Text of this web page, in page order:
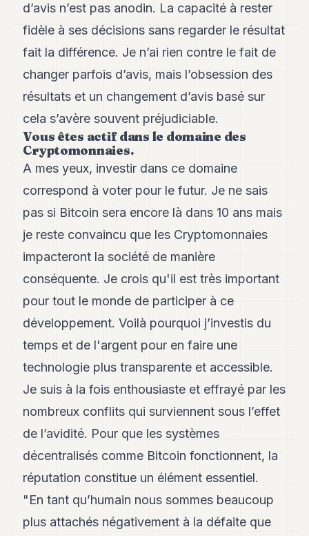
d’avis n’est pas anodin. La capacité à rester
fidèle à ses décisions sans regarder le résultat
fait la différence. Je n’ai rien contre le fait de
changer parfois d’avis, mais l’obsession des
résultats et un changement d’avis basé sur
cela s’avère souvent préjudiciable.
Vous êtes actif dans le domaine des
Cryptomonnaies.
A mes yeux, investir dans ce domaine
correspond à voter pour le futur. Je ne sais
pas si Bitcoin sera encore là dans 10 ans mais
je reste convaincu que les Cryptomonnaies
impacteront la société de manière
conséquente. Je crois qu'il est très important
pour tout le monde de participer à ce
développement. Voilà pourquoi j’investis du
temps et de l'argent pour en faire une
technologie plus transparente et accessible.
Je suis à la fois enthousiaste et effrayé par les
nombreux conflits qui surviennent sous l’effet
de l’avidité. Pour que les systèmes
décentralisés comme Bitcoin fonctionnent, la
réputation constitue un élément essentiel.
"En tant qu’humain nous sommes beaucoup
plus attachés négativement à la défaite que